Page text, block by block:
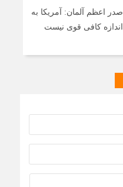
صدر اعظم آلمان: آمریکا به
اندازه کافی قوی نیست